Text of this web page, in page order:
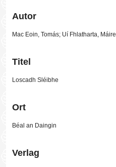
Autor
Mac Eoin, Tomás; Uí Fhlatharta, Máire
Titel
Loscadh Sléibhe
Ort
Béal an Daingin
Verlag